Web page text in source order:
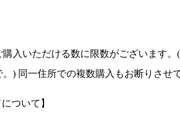
入いただける数に限数がございます
) 同一住所での複数購入もお断りさせ
ついて】